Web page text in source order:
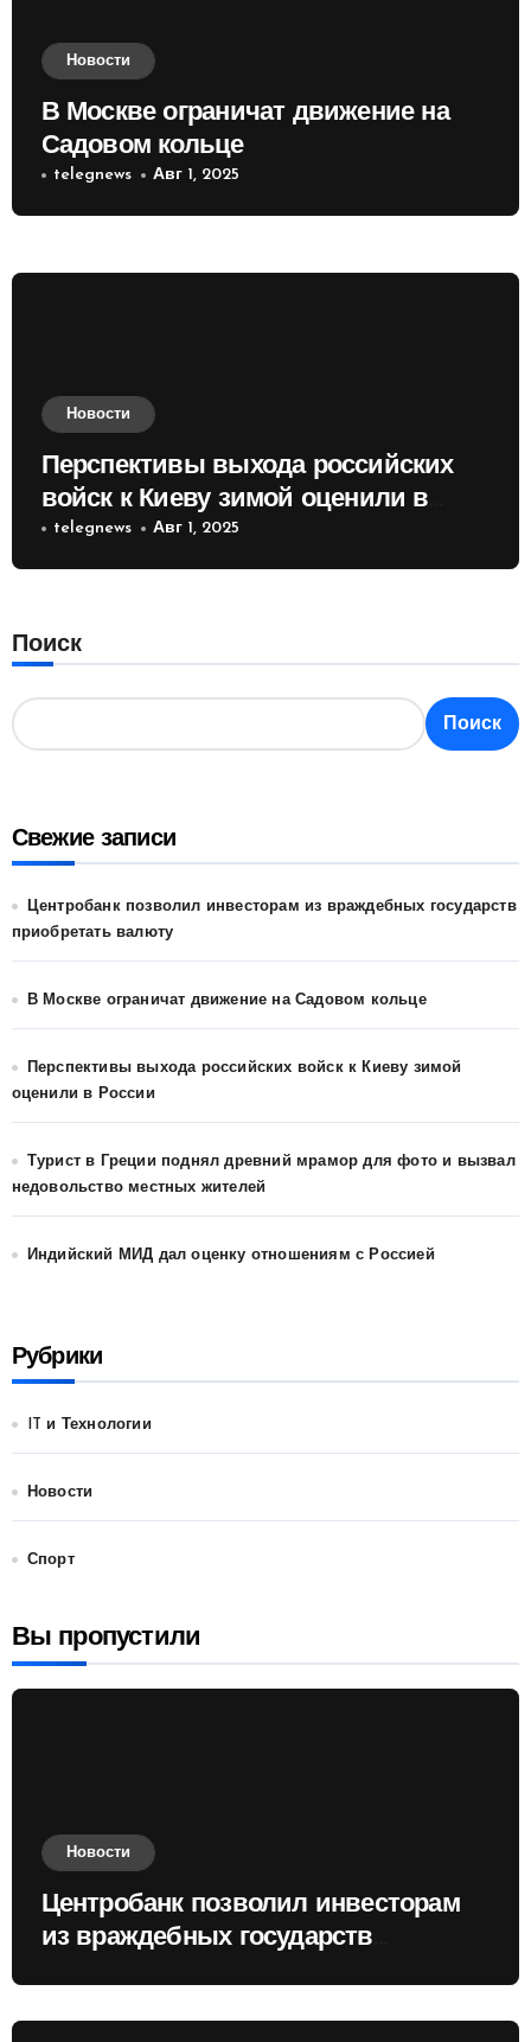
Новости
В Москве ограничат движение на
Садовом кольце
telegnews Авг 1, 2025
Новости
Перспективы выхода российских
войск к Киеву зимой оценили в
России
telegnews Авг 1, 2025
Поиск
Поиск
Свежие записи
Центробанк позволил инвесторам из враждебных государств
приобретать валюту
В Москве ограничат движение на Садовом кольце
Перспективы выхода российских войск к Киеву зимой
оценили в России
Турист в Греции поднял древний мрамор для фото и вызвал
недовольство местных жителей
Индийский МИД дал оценку отношениям с Россией
Рубрики
IT и Технологии
Новости
Спорт
Вы пропустили
Новости
Центробанк позволил инвесторам
из враждебных государств